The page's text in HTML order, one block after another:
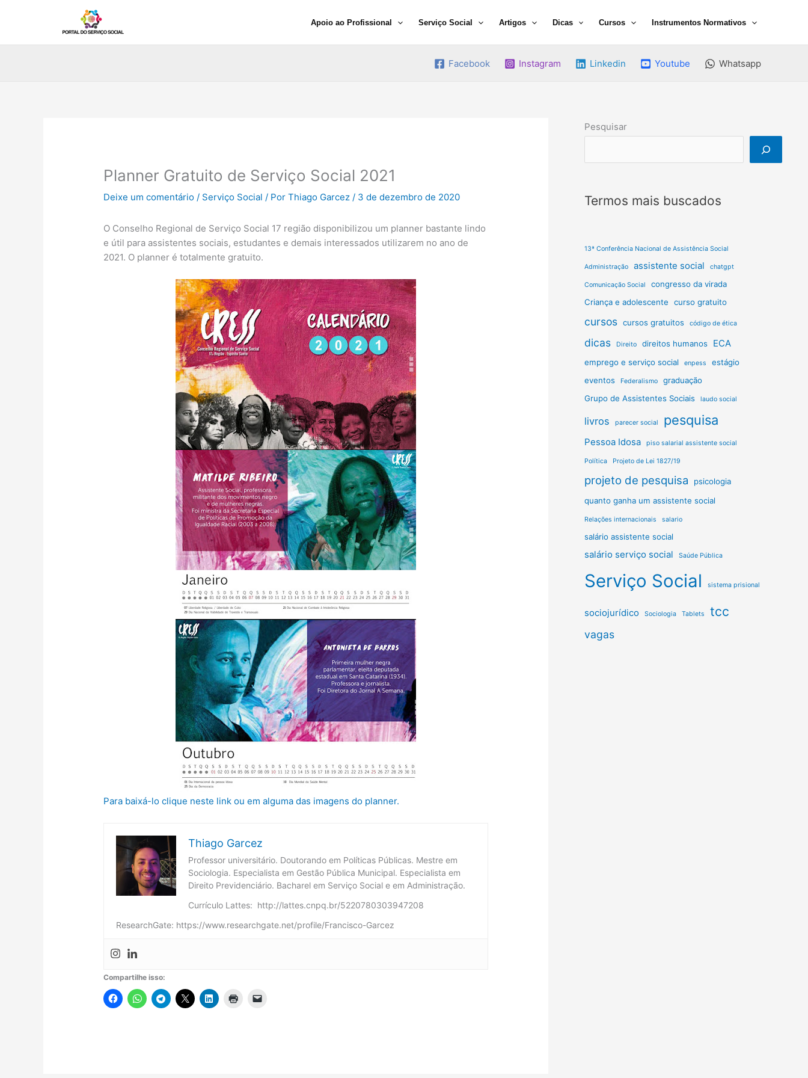
Apoio ao Profissional Serviço Social Artigos Dicas Cursos Instrumentos Normativos
Facebook Instagram Linkedin Youtube Whatsapp
Planner Gratuito de Serviço Social 2021
Deixe um comentário / Serviço Social / PorThiago Garcez/ 3 de dezembro de 2020
O Conselho Regional de Serviço Social 17 região disponibilizou um planner bastante lindo
e útil para assistentes sociais, estudantes e demais interessados utilizarem no ano de
2021. O planner é totalmente gratuito.
Para baixá-lo clique neste link ou em alguma das imagens do planner.
Thiago Garcez
Professor universitário. Doutorando em Políticas Públicas. Mestre em
Sociologia. Especialista em Gestão Pública Municipal. Especialista em
Direito Previdenciário. Bacharel em Serviço Social e em Administração.
Currículo Lattes: http://lattes.cnpq.br/5220780303947208
ResearchGate: https://www.researchgate.net/profile/Francisco-Garcez
Compartilhe isso:
Pesquisar
Termos mais buscados
13ª Conferência Nacional de Assistência Social
Administração assistente social chatgpt
Comunicação Social
congresso da virada
Criança e adolescente
curso gratuito
cursos cursos gratuitos código de ética
dicas Direito direitos humanos ECA
emprego e serviço social enpess
estágio
eventos
Federalismo
graduação
Grupo de Assistentes Sociais
laudo social
livros parecer social pesquisa
Pessoa Idosa piso salarial assistente social
Política Projeto de Lei 1827/19
projeto de pesquisa
psicologia
quanto ganha um assistente social
Relações internacionais salario
salário assistente social
salário serviço social Saúde Pública
Serviço Social sistema prisional
sociojurídico Sociologia Tablets tcc
vagas